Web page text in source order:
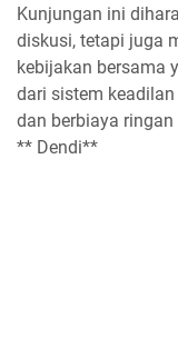
Kunjungan ini
diskusi, tetapi juga
kebijakan bersama
dari sistem
dan berbiaya
** Dendi**